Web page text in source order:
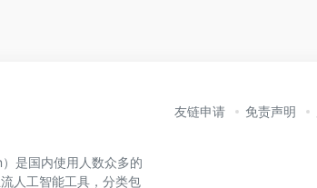
是国内使用人数众多的
人工智能工具，分类包
友链申请 免责声明